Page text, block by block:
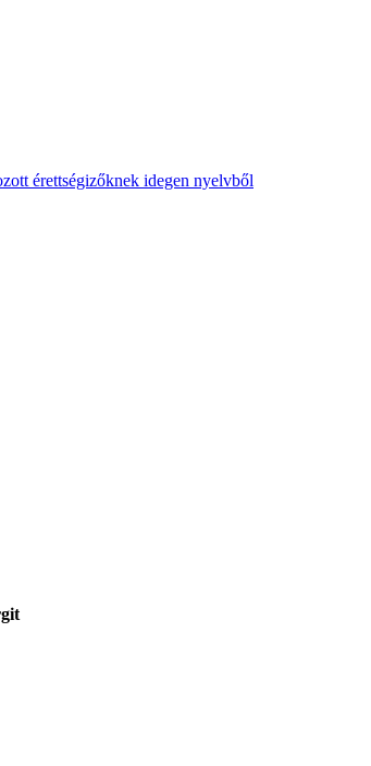
érettségizőknek idegen nyelvből